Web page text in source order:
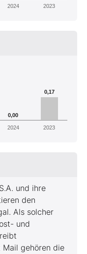
2024 2023
0,00
0,17
2024 2023
und ihre
den
Als solcher
und
Mail gehören die